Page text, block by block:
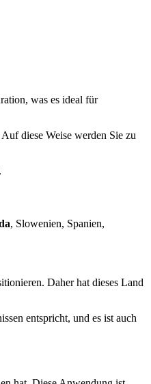
was es ideal für
diese Weise werden Sie zu
, Slowenien, Spanien,
Daher hat dieses Land
entspricht, und es ist auch